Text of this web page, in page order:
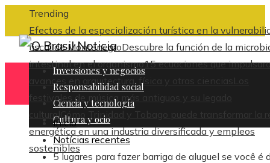
Trending
Efectos de la especialización turística en la
fiscal de MontenegroDescubre la función de la
intestinal en el organismo15 ecuaciones que
avances en arquitectura, física y otras ciencias
Los
festivales de música más antiguos y su legado
cultural Cómo Trinidad y Tobago puede transformar la
energética en una industria diversificada y empleos
sostenibles
Inversiones y negocios
Responsabilidad social
Ciencia y tecnología
Cultura y ocio
Inicio
Notícias recentes
5 lugares para fazer barriga de aluguel se você é